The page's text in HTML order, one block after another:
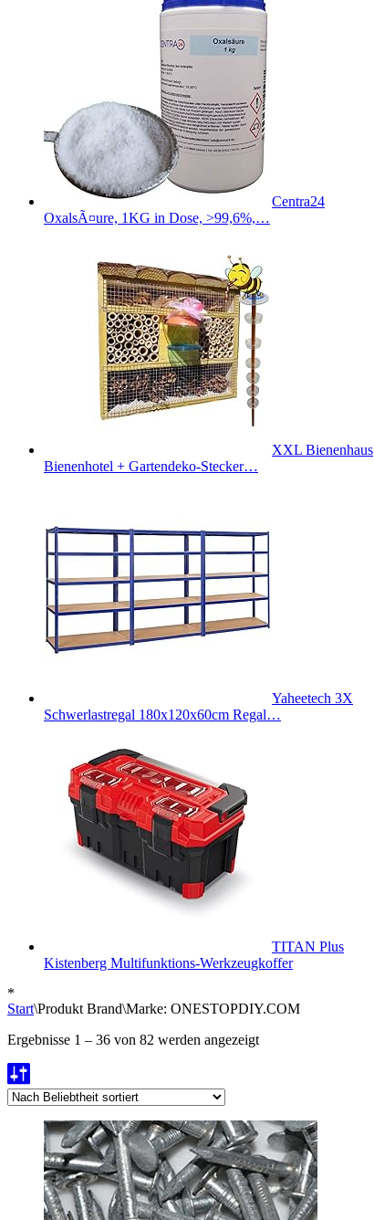
Centra24
OxalsÃ¤ure, 1KG in Dose, >99,6%,…
XXL Bienenhaus
Bienenhotel + Gartendeko-Stecker…
Yaheetech 3X
Schwerlastregal 180x120x60cm Regal…
TITAN Plus
Kistenberg Multifunktions-Werkzeugkoffer
*
Start\Produkt Brand\Marke: ONESTOPDIY.COM
Ergebnisse 1 – 36 von 82 werden angezeigtNach